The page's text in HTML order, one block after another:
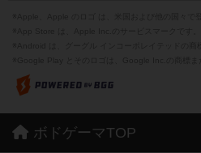
ボドゲーマTOP